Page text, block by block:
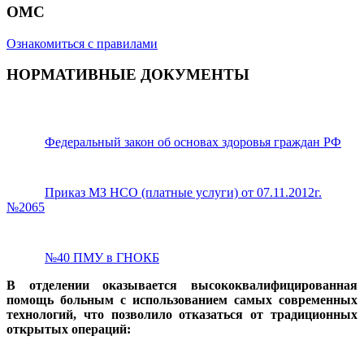
ОМС
Ознакомиться с правилами
НОРМАТИВНЫЕ ДОКУМЕНТЫ
Федеральный закон об основах здоровья граждан РФ
Приказ МЗ НСО (платные услуги) от 07.11.2012г.
№2065
№40 ПМУ в ГНОКБ
В отделении оказывается высококвалифицированная
помощь больным с использованием самых современных
технологий, что позволило отказаться от традиционных
открытых операций: